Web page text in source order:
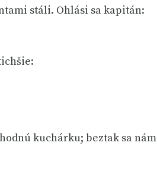
stáli. Ohlási sa kapitán:
kuchárku; beztak sa nám